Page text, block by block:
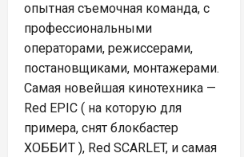
опытная съемочная команда, с
профессиональными
операторами, режиссерами,
постановщиками, монтажерами.
Самая новейшая кинотехника —
Red EPIC ( на которую для
примера, снят блокбастер
ХОББИТ ), Red SCARLET, и самая